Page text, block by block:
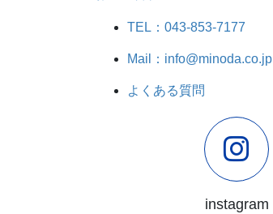
TEL：043-853-7177
Mail：info@minoda.co.jp
よくある質問
instagram